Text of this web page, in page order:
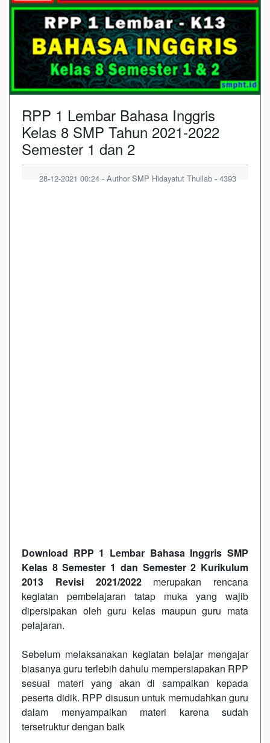
RPP 1 Lembar Bahasa Inggris
Kelas 8 SMP Tahun 2021-2022
Semester 1 dan 2
28-12-2021 00:24 - Author SMP Hidayatut Thullab - 4393
Download RPP 1 Lembar Bahasa Inggris SMP
Kelas 8 Semester 1 dan Semester 2 Kurikulum
2013 Revisi 2021/2022 merupakan rencana
kegiatan pembelajaran tatap muka yang wajib
dipersipakan oleh guru kelas maupun guru mata
pelajaran.
Sebelum melaksanakan kegiatan belajar mengajar
biasanya guru terlebih dahulu mempersiapakan RPP
sesuai materi yang akan di sampaikan kepada
peserta didik. RPP disusun untuk memudahkan guru
dalam menyampaikan materi karena sudah
tersetruktur dengan baik